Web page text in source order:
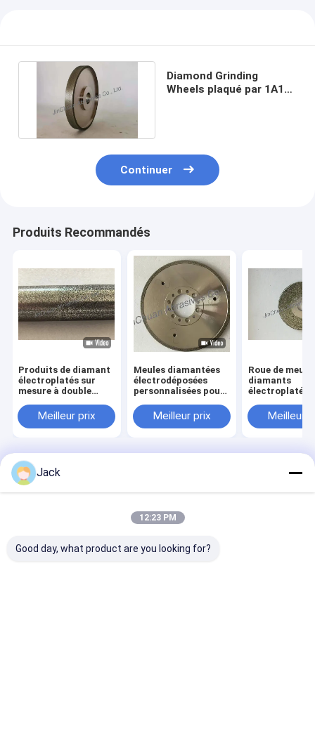
Diamond Grinding
Wheels plaqué par 1A1
Continuer
Produits Recommandés
Produits de diamant
électroplatés sur
mesure à double
Meilleur prix
Meules diamantées
électrodéposées
personnalisées pour
fonteMeilleur prix
Roue de
diamants
électroplatée,
grès numéro
Meilleur
Aperçu
Plan du site
Politique de confidentialité
meule diamant de BCNUsine De Chine.Copyright © 2026
ZHENGZHOU JINCHUAN ABRASIVES CO., LTD.. All Rights Reserved.
Jack
12:23 PM
Good day, what product are you looking for?